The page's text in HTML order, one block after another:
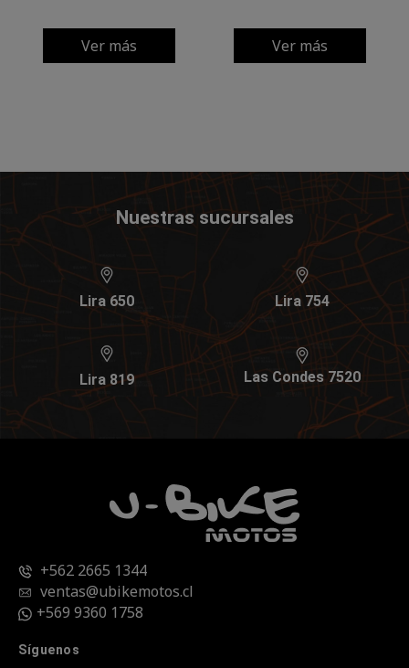
Ver más Ver más
Nuestras sucursales
Lira 650 Lira 754
Lira 819 Las Condes 7520
+562 2665 1344
ventas@ubikemotos.cl
+569 9360 1758
Síguenos